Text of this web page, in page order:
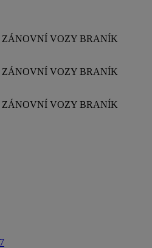
ZÁNOVNÍ VOZY BRANÍK
ZÁNOVNÍ VOZY BRANÍK
ZÁNOVNÍ VOZY BRANÍK